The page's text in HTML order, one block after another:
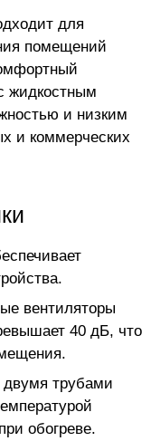
для
помещений
жидкостным
и низким
и коммерческих
вентиляторы
40 дБ, что
трубами
обогреве.